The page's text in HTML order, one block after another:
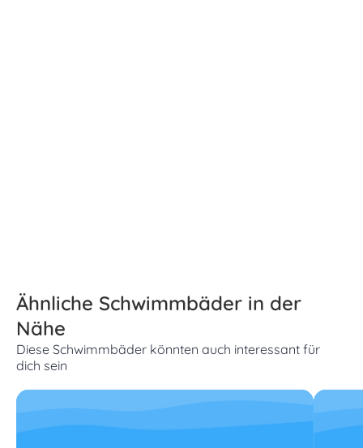
Ähnliche Schwimmbäder in der
Nähe
Diese Schwimmbäder könnten auch interessant für
dich sein